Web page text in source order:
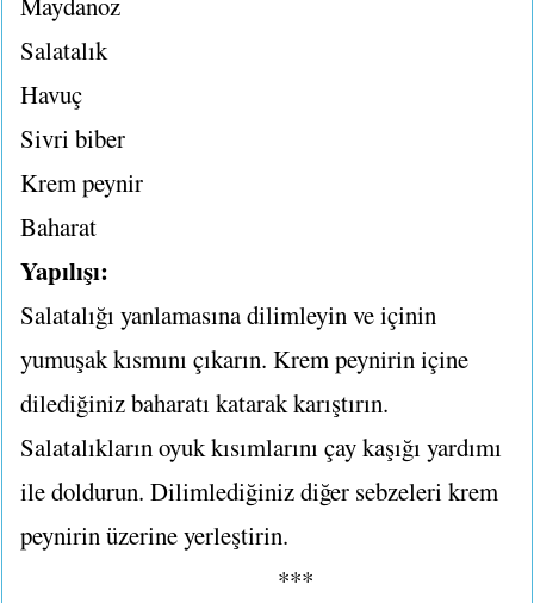
Salatalık
Havuç
Sivri biber
Krem peynir
Baharat
Yapılışı:
Salatalığı yanlamasına dilimleyin ve içinin
yumuşak kısmını çıkarın. Krem peynirin içine
dilediğiniz baharatı katarak karıştırın.
Salatalıkların oyuk kısımlarını çay kaşığı yardımı
ile doldurun. Dilimlediğiniz diğer sebzeleri krem
peynirin üzerine yerleştirin.
***